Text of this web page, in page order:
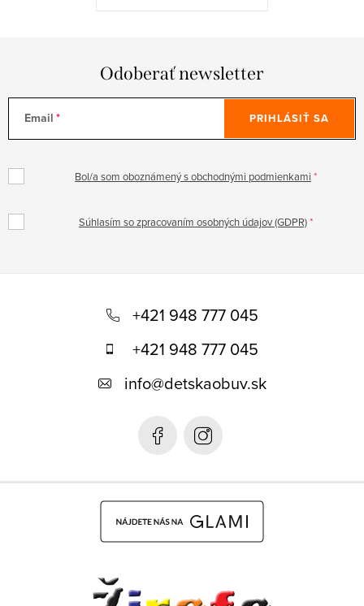
Odoberať newsletter
Email
Bol/a som oboznámený s obchodnými podmienkami
Súhlasím so zpracovaním osobných údajov (GDPR)
PRIHLÁSIŤ SA
+421 948 777 045
+421 948 777 045
info@detskaobuv.sk